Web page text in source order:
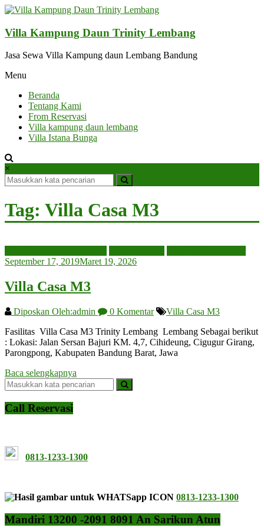
Lompat
konten
Villa Kampung Daun Trinity Lembang
Jasa Sewa Villa Kampung daun Lembang Bandung
Menu
Beranda
Tentang Kami
From Reservasi
Villa kampung daun lembang
Villa Istana Bunga
×
Tag: Villa Casa M3
September 17, 2019Maret 19, 2026
Villa Casa M3
Diposkan Oleh:admin 0 Komentar
Villa Casa M3
Fasilitas Villa Casa M3 Trinity Lembang Lembang Sebagai berikut
: Lokasi: Jalan Sersan Bajuri KM. 4,7, Cihideung, Cigugur Girang,
Parongpong, Kabupaten Bandung Barat, Jawa
Baca selengkapnya
Call Reservasi
0813-1233-1300
0813-1233-1300
Mandiri 13200 -2091 8091 An Sarikun Atun